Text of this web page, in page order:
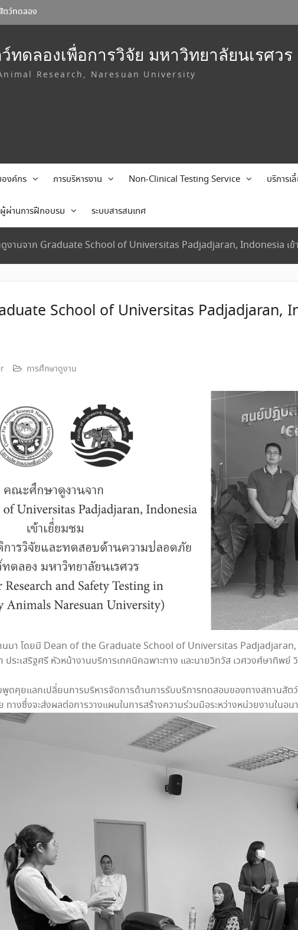
Institute
ยงใหม่ ลง
นสากล
ลอดภัยส่วน
ว์ทดลอง
ทดลองเพื่อการวิจัย มหาวิทยาลัยนเรศวร
Research, Naresuan University
องค์กร การบริหารงาน Non-Clinical Testing Service บริการเ
ผ่านการฝึกอบรม ระบบสารสนเทศ
งานจาก Graduate School of Universitas Padjadjaran, Indonesia เข้
School of Universitas Padjadjaran,
การศึกษาดูงาน
นมา โดยมี Dean of the Graduate School of Universitas Padjadjaran,
ประเสริฐศรี หัวหน้างานบริการเทคนิคฉพาะทาง และนายวิทวัส เวศวงศ์ษาทิ
พูดคุยแลกเปลี่ยนการบริหารจัดการด้านการรับบริการทดสอบของทางสถานสั
ทางซึ่งจะส่งผลต่อการวางแผนในการสร้างความร่วมมือระหว่างหน่วยงานในอน